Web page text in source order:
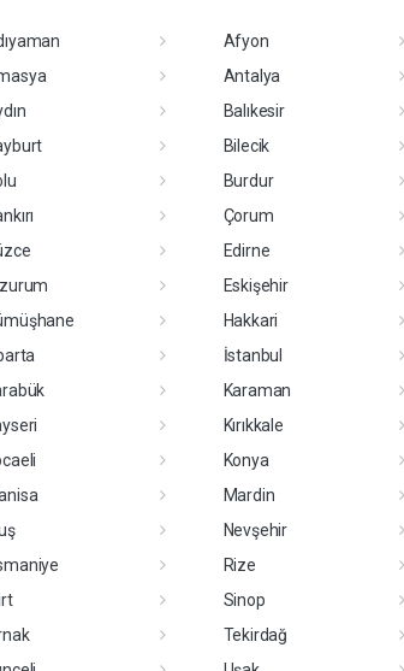
Afyon
Antalya
Balıkesir
Bilecik
Burdur
Çorum
Edirne
Eskişehir
Hakkari
İstanbul
Karaman
Kırıkkale
Konya
Mardin
Nevşehir
Rize
Sinop
Tekirdağ